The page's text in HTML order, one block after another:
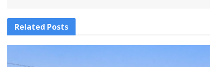
Related Posts